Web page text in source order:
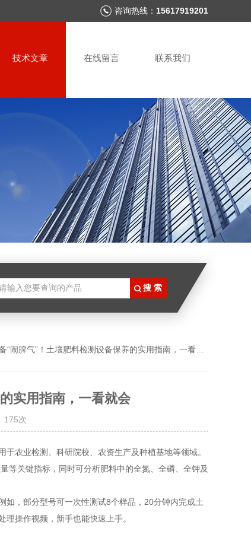
咨询热线： 15617919201
技术文章 在线留言 联系我们
“闹脾气”！土壤肥料检测设备保养的实用指南，一看就会
实用指南，一看就会
次
农业检测、科研院校、农资生产及种植基地等领域。
等关键指标，同时可分析肥料中的全氮、全磷、全钾及
，部分型号可一次性测试8个样品，20分钟内完成土
操作视频，新手也能快速上手。